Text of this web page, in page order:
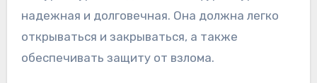
надежная и долговечная. Она должна легко
открываться и закрываться, а также
обеспечивать защиту от взлома.